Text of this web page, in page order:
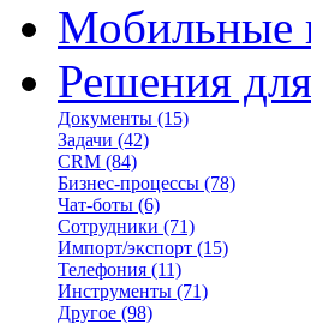
Мобильные
Решения
Документы (15)
Задачи (42)
CRM (84)
Бизнес-процессы (78)
Чат-боты (6)
Сотрудники (71)
Импорт/экспорт (15)
Телефония (11)
Инструменты (71)
Другое (98)